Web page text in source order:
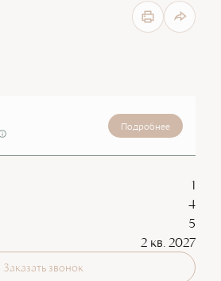
Подробнее
1
4
5
2 кв. 2027
Заказать звонок